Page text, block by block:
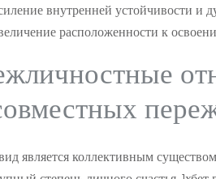
внутренней устойчивости и
расположенности к
является коллективным